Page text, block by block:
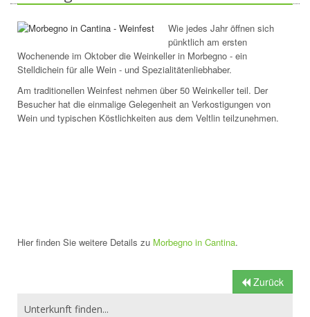
Wie jedes Jahr öffnen sich
pünktlich am ersten
Wochenende im Oktober die Weinkeller in Morbegno - ein
Stelldichein für alle Wein - und Spezialitätenliebhaber.
Am traditionellen Weinfest nehmen über 50 Weinkeller teil. Der
Besucher hat die einmalige Gelegenheit an Verkostigungen von
Wein und typischen Köstlichkeiten aus dem Veltlin teilzunehmen.
Hier finden Sie weitere Details zu Morbegno in Cantina.
Zurück
Unterkunft finden...